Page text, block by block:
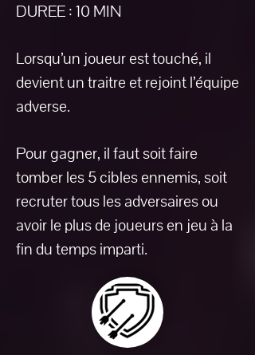
DUREE : 10 MIN
Lorsqu’un joueur est touché, il
devient un traitre et rejoint l’équipe
adverse.
Pour gagner, il faut soit faire
tomber les 5 cibles ennemis, soit
recruter tous les adversaires ou
avoir le plus de joueurs en jeu à la
fin du temps imparti.